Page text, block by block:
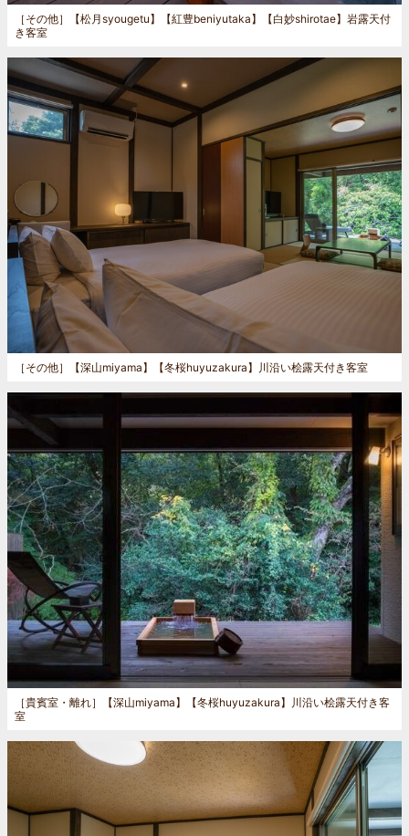
［その他］
【松月syougetu】【紅豊beniyutaka】【白妙shirotae】岩露天付
き客室
［その他］ 【深山miyama】【冬桜huyuzakura】川沿い桧露天付き客室
［貴賓室・離れ］
【深山miyama】【冬桜huyuzakura】川沿い桧露天付き客
室